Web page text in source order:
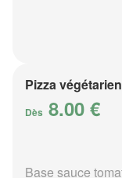
Pizza
Dès 8.00 €
Base sauce